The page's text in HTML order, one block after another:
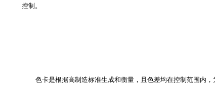
控制。
色卡是根据高制造标准生成和衡量，且色差均在控制范围内，